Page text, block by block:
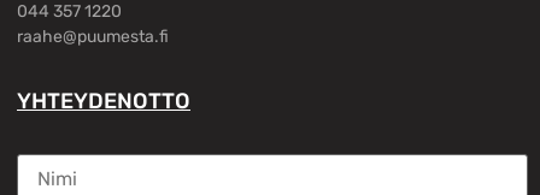
044 357 1220
raahe@puumesta.fi
YHTEYDENOTTO